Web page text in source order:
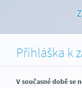
Přihláška k
V současné době se